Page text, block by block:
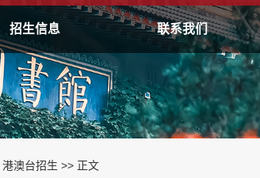
招生信息 联系我们
港澳台招生 >> 正文